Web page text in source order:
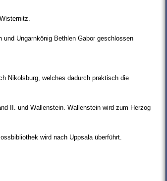
Ungarnkönig Bethlen Gabor geschlossen
Nikolsburg, welches dadurch praktisch die
II. und Wallenstein. Wallenstein wird zum Herzog
wird nach Uppsala überführt.